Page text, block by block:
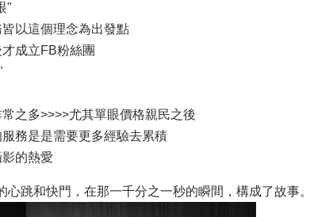
"
以這個理念為出發點
成立FB粉絲團
之多>>>>尤其單眼價格親民之後
務是是需要更多經驗去累積
的熱愛
心跳和快門，在那一千分之一秒的瞬間，構成了故事